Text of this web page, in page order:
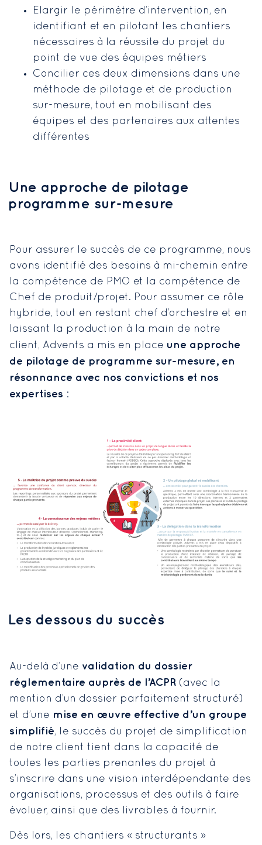
Elargir le périmètre d’intervention, en
identifiant et en pilotant les chantiers
nécessaires à la réussite du projet du
point de vue des équipes métiers
Concilier ces deux dimensions dans une
méthode de pilotage et de production
sur-mesure, tout en mobilisant des
équipes et des partenaires aux attentes
différentes
Une approche de pilotage
programme sur-mesure
Pour assurer le succès de ce programme, nous
avons identifié des besoins à mi-chemin entre
la compétence de PMO et la compétence de
Chef de produit/projet. Pour assumer ce rôle
hybride, tout en restant chef d’orchestre et en
laissant la production à la main de notre
client, Advents a mis en place une approche
de pilotage de programme sur-mesure, en
résonnance avec nos convictions et nos
expertises :
Les dessous du succès
Au-delà d’une validation du dossier
réglementaire auprès de l’ACPR (avec la
mention d’un dossier parfaitement structuré)
et d’une mise en œuvre effective d’un groupe
simplifié, le succès du projet de simplification
de notre client tient dans la capacité de
toutes les parties prenantes du projet à
s’inscrire dans une vision interdépendante des
organisations, processus et des outils à faire
évoluer, ainsi que des livrables à fournir.
Dès lors, les chantiers « structurants »